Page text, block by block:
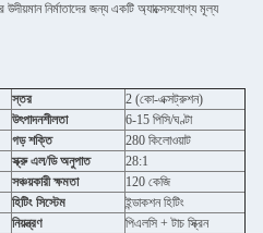
নির্মাতাদের জন্য একটি অ্যাক্সেসযোগ্য মূল্য
স্তর
2 (কো-এক্সট্রুশন)
উৎপাদনশীলতা
6-15 পিসি/ঘণ্টা
গড় শক্তি
280 কিলোওয়াট
স্ক্রু এল/ডি অনুপাত
28:1
সঞ্চয়কারী ক্ষমতা
120 কেজি
হিটিং সিস্টেম
ইন্ডাকশন হিটিং
নিয়ন্ত্রণ পিএলসি + টাচ স্ক্রিন